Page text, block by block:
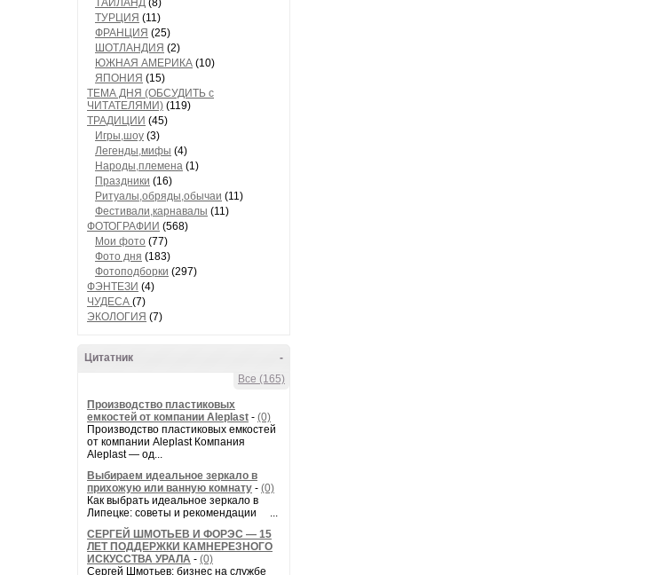
ТАЙЛАНД (8)
ТУРЦИЯ (11)
ФРАНЦИЯ (25)
ШОТЛАНДИЯ (2)
ЮЖНАЯ АМЕРИКА (10)
ЯПОНИЯ (15)
ТЕМА ДНЯ (ОБСУДИТЬ с
ЧИТАТЕЛЯМИ) (119)
ТРАДИЦИИ (45)
Игры,шоу (3)
Легенды,мифы (4)
Народы,племена (1)
Праздники (16)
Ритуалы,обряды,обычаи (11)
Фестивали,карнавалы (11)
ФОТОГРАФИИ (568)
Мои фото (77)
Фото дня (183)
Фотоподборки (297)
ФЭНТЕЗИ (4)
ЧУДЕСА (7)
ЭКОЛОГИЯ (7)
-
Цитатник
Все (165)
Производство пластиковых
емкостей от компании Aleplast - (0)
Производство пластиковых емкостей
от компании Aleplast Компания
Aleplast — од...
Выбираем идеальное зеркало в
прихожую или ванную комнату - (0)
Как выбрать идеальное зеркало в
Липецке: советы и рекомендации ...
СЕРГЕЙ ШМОТЬЕВ И ФОРЭС — 15
ЛЕТ ПОДДЕРЖКИ КАМНЕРЕЗНОГО
ИСКУССТВА УРАЛА - (0)
Сергей Шмотьев: бизнес на службе